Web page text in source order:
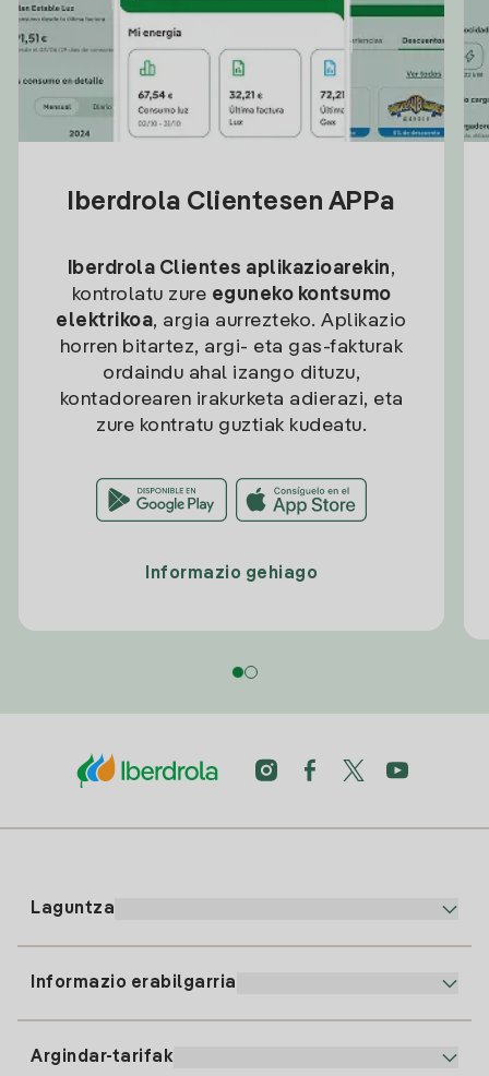
Iberdrola Clientesen APPa
Iberdrola Clientes aplikazioarekin,
kontrolatu zure eguneko kontsumo
elektrikoa, argia aurrezteko. Aplikazio
horren bitartez, argi- eta gas-fakturak
ordaindu ahal izango dituzu,
kontadorearen irakurketa adierazi, eta
zure kontratu guztiak kudeatu.
Informazio gehiago
Laguntza
Informazio erabilgarria
Argindar-tarifak